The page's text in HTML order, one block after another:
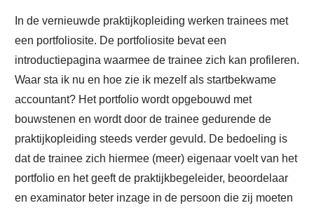
In de vernieuwde praktijkopleiding werken trainees met
een portfoliosite. De portfoliosite bevat een
introductiepagina waarmee de trainee zich kan profileren.
Waar sta ik nu en hoe zie ik mezelf als startbekwame
accountant? Het portfolio wordt opgebouwd met
bouwstenen en wordt door de trainee gedurende de
praktijkopleiding steeds verder gevuld. De bedoeling is
dat de trainee zich hiermee (meer) eigenaar voelt van het
portfolio en het geeft de praktijkbegeleider, beoordelaar
en examinator beter inzage in de persoon die zij moeten